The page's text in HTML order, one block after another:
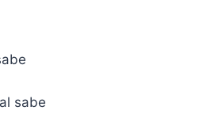
sabe